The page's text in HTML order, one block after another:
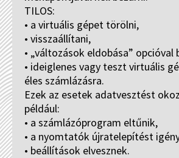
TILOS:
• a virtuális gépet törölni,
• visszaállítani,
• „változások eldobása” opcióval
• ideiglenes vagy teszt virtuális
éles számlázásra.
Ezek az esetek adatvesztést
például:
• a számlázóprogram eltűnik,
• a nyomtatók újratelepítést
• beállítások elvesznek.